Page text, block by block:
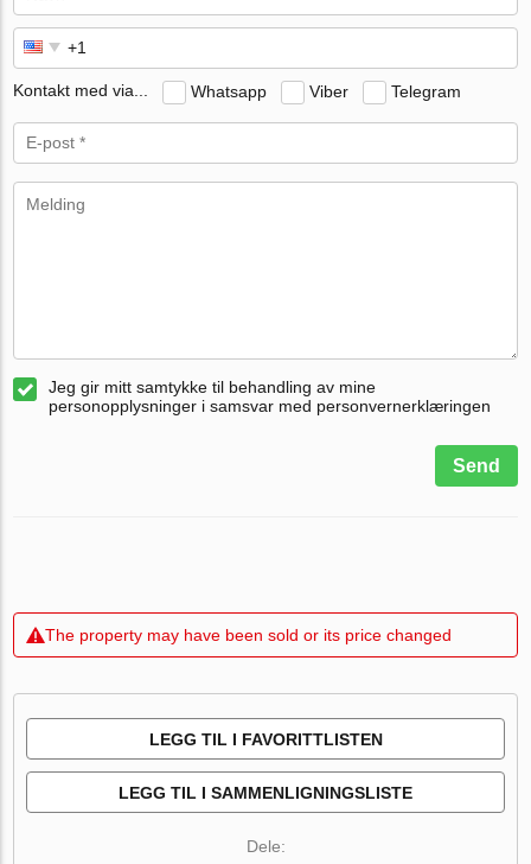
Kontakt med via... Whatsapp Viber Telegram
Jeg gir mitt samtykke til behandling av mine
personopplysninger i samsvar med personvernerklæringen
Send
The property may have been sold or its price changed
LEGG TIL I FAVORITTLISTEN
LEGG TIL I SAMMENLIGNINGSLISTE
Dele: